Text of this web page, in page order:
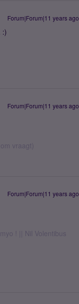
Forum|Forum|11 years ago
:)
Forum|Forum|11 years ago
vraagt)
Forum|Forum|11 years ago
! || Nil Volentibus